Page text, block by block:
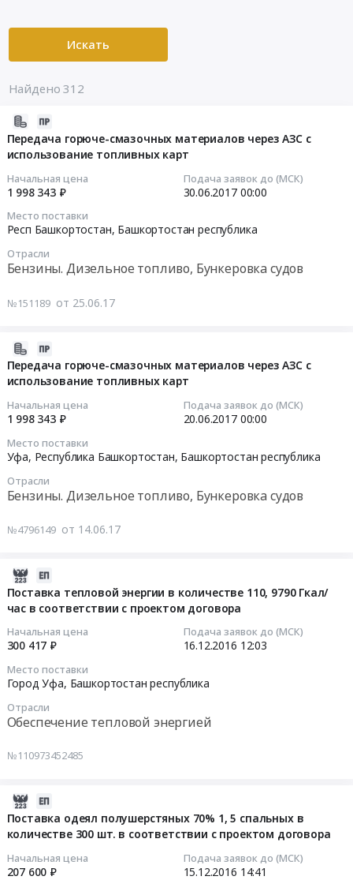
Искать
Найдено 312
Передача горюче-смазочных материалов через АЗС с
использование топливных карт
Начальная цена
1 998 343 ₽
Подача заявок до (МСК)
30.06.2017 00:00
Место поставки
Респ Башкортостан, Башкортостан республика
Отрасли
Бензины. Дизельное топливо, Бункеровка судов
№151189 от 25.06.17
Передача горюче-смазочных материалов через АЗС с
использование топливных карт
Начальная цена
1 998 343 ₽
Подача заявок до (МСК)
20.06.2017 00:00
Место поставки
Уфа, Республика Башкортостан, Башкортостан республика
Отрасли
Бензины. Дизельное топливо, Бункеровка судов
№4796149 от 14.06.17
Поставка тепловой энергии в количестве 110, 9790 Гкал/
час в соответствии с проектом договора
Начальная цена
300 417 ₽
Подача заявок до (МСК)
16.12.2016 12:03
Место поставки
Город Уфа, Башкортостан республика
Отрасли
Обеспечение тепловой энергией
№110973452485
Поставка одеял полушерстяных 70% 1, 5 спальных в
количестве 300 шт. в соответствии с проектом договора
Начальная цена
207 600 ₽
Подача заявок до (МСК)
15.12.2016 14:41